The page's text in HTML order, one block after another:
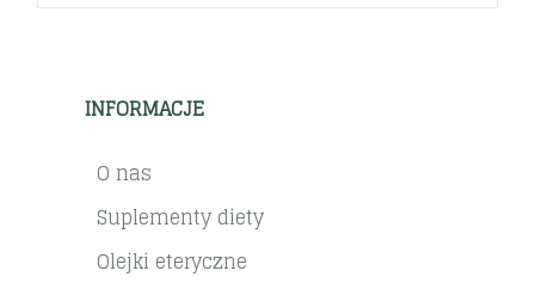
INFORMACJE
O nas
Suplementy diety
Olejki eteryczne